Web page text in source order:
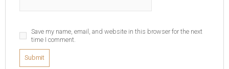
Save my name, email, and website in this browser for the next
time I comment.